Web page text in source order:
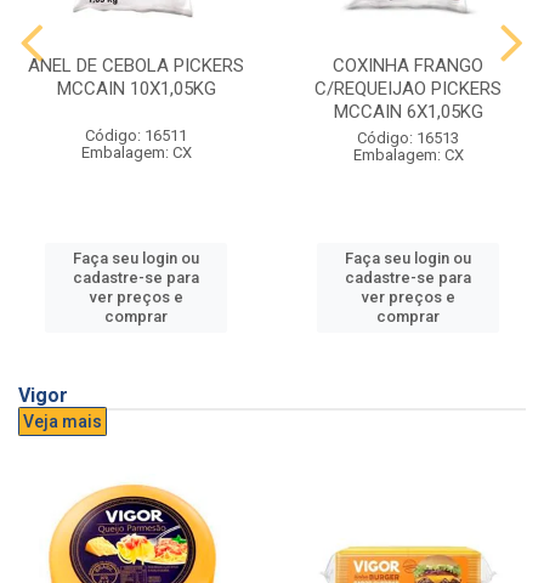
ANEL DE CEBOLA PICKERS
MCCAIN 10X1,05KG
Código: 16511
Embalagem: CX
Faça seu login ou
cadastre-se para
ver preços e
comprar
COXINHA FRANGO
C/REQUEIJAO PICKERS
MCCAIN 6X1,05KG
Código: 16513
Embalagem: CX
Faça seu login ou
cadastre-se para
ver preços e
comprar
Vigor
Veja mais